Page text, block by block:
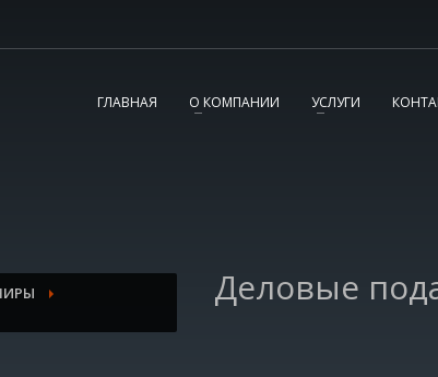
заказ!
ГЛАВНАЯ О КОМПАНИИ УСЛУГИ
Деловые